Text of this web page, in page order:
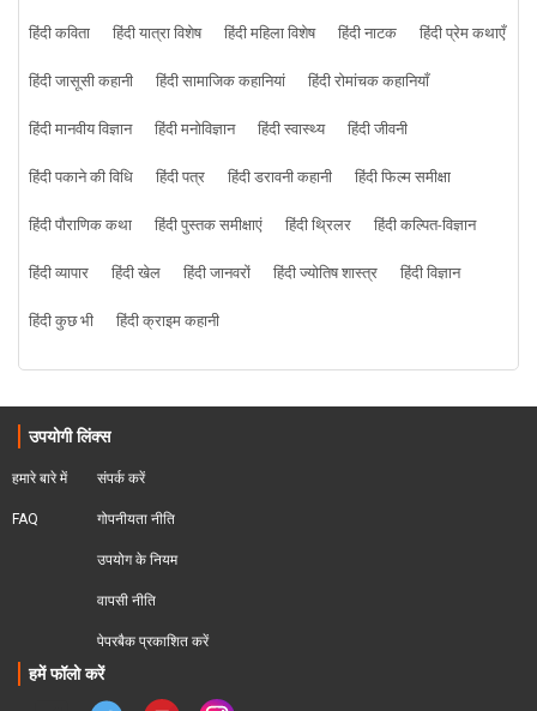
हिंदी कविता
हिंदी यात्रा विशेष हिंदी महिला विशेष हिंदी नाटक
हिंदी प्रेम कथाएँ
हिंदी जासूसी कहानी
हिंदी सामाजिक कहानियां
हिंदी रोमांचक कहानियाँ
हिंदी मानवीय विज्ञान
हिंदी मनोविज्ञान हिंदी स्वास्थ्य
हिंदी जीवनी
हिंदी पकाने की विधि
हिंदी पत्र हिंदी डरावनी कहानी
हिंदी फिल्म समीक्षा
हिंदी पौराणिक कथा
हिंदी पुस्तक समीक्षाएं हिंदी थ्रिलर
हिंदी कल्पित-विज्ञान
हिंदी व्यापार
हिंदी खेल हिंदी जानवरों हिंदी ज्योतिष शास्त्र
हिंदी विज्ञान
हिंदी कुछ भी
हिंदी क्राइम कहानी
उपयोगी लिंक्स
हमारे बारे में
FAQ
संपर्क करें
गोपनीयता नीति
उपयोग के नियम
वापसी नीति
पेपरबैक प्रकाशित करें
हमें फॉलो करें